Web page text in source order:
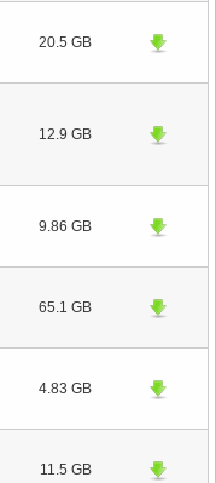
20.5 GB
12.9 GB
9.86 GB
65.1 GB
4.83 GB
11.5 GB